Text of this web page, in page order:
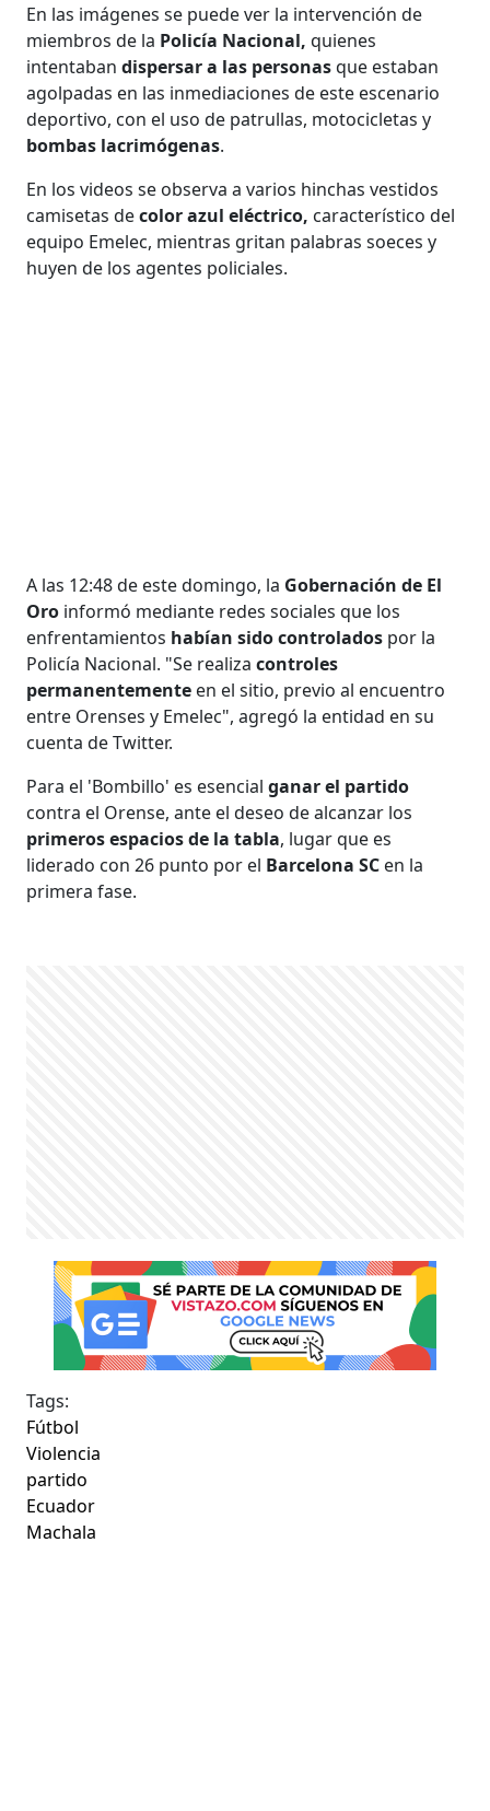
En las imágenes se puede ver la intervención de
miembros de la Policía Nacional, quienes
intentabandispersar a las personasque estaban
agolpadas en las inmediaciones de este escenario
deportivo, con el uso de patrullas, motocicletas y
bombas lacrimógenas.
En los videos se observa a varios hinchas vestidos
camisetas decolor azul eléctrico, característico del
equipo Emelec, mientras gritan palabras soeces y
huyen de los agentes policiales.
A las 12:48 de este domingo, la Gobernación de El
Oro informó mediante redes sociales que los
enfrentamientos habían sido controlados por la
Policía Nacional. "Se realizacontroles
permanentemente en el sitio, previo al encuentro
entre Orenses y Emelec", agregó la entidad en su
cuenta de Twitter.
Para el 'Bombillo' es esencialganar el partido
contra el Orense, ante el deseo de alcanzar los
primeros espacios de la tabla, lugar que es
liderado con 26 punto por el Barcelona SC en la
primera fase.
Tags:
Fútbol
Violencia
partido
Ecuador
Machala